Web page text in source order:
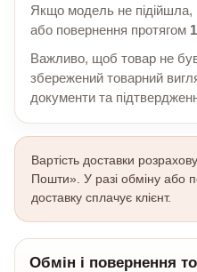
Якщо модель не
або повернення протягом
Важливо, щоб товар не
збережений товарний
документи та
Вартість доставки
Пошти». У разі обміну або
доставку сплачує клієнт.
Обмін і повернення